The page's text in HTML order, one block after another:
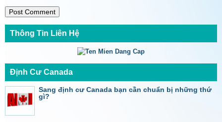
Thông Tin Liên Hệ
Định Cư Canada
Sang định cư Canada bạn cần chuẩn bị những thứ
gì?